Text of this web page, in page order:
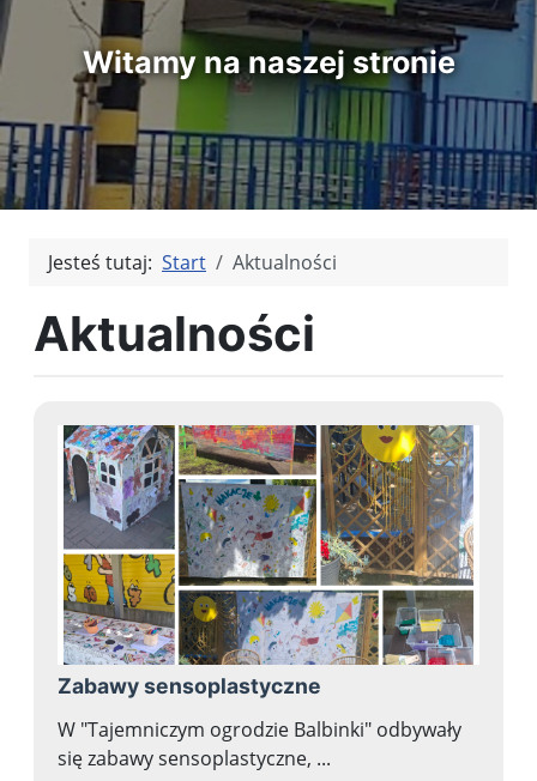
Witamy na naszej stronie
Jesteś tutaj: Start Aktualności
Aktualności
Zabawy sensoplastyczne
W "Tajemniczym ogrodzie Balbinki" odbywały
się zabawy sensoplastyczne, ...